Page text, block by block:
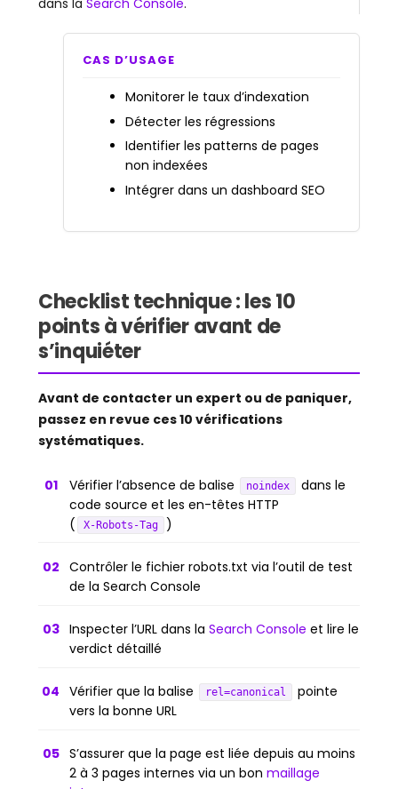
CAS D’USAGE
Monitorer le taux d’indexation
Détecter les régressions
Identifier les patterns de pages
non indexées
Intégrer dans un dashboard SEO
Checklist technique : les 10
points à vérifier avant de
s’inquiéter
Avant de contacter un expert ou de paniquer,
passez en revue ces 10 vérifications
systématiques.
Vérifier l’absence de balise noindex
dans le
code source et les en-têtes HTTP
(
X-Robots-Tag )
Contrôler le fichier robots.txt via l’outil de test
de la Search Console
Inspecter l’URL dans la Search Console et lire le
verdict détaillé
Vérifier que la balise rel=canonical
pointe
vers la bonne URL
S’assurer que la page est liée depuis au moins
2 à 3 pages internes via un bon maillage